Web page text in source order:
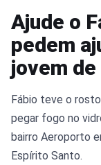
Ajude o
pedem
jovem
Fábio teve o
pegar fogo no
bairro Aeroporto
Espírito Santo.